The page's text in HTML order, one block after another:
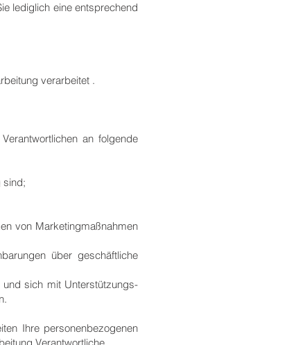
lediglich eine entsprechend
verarbeitet .
an folgende
sind;
von Marketingmaßnahmen
über geschäftliche
sich mit Unterstützungs-
Ihre personenbezogenen